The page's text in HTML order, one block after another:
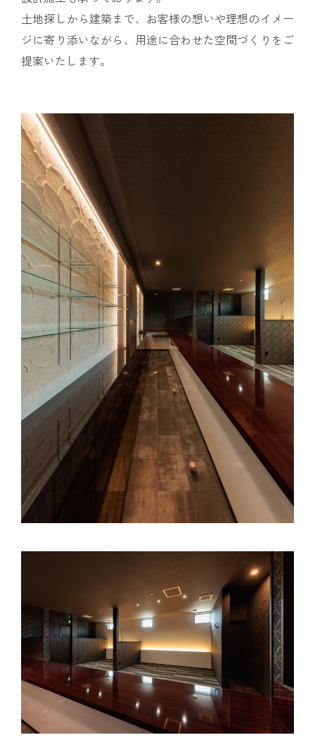
土地探しから建築まで、お客様の想いや理想のイメー
ジに寄り添いながら、用途に合わせた空間づくりをご
提案いたします。